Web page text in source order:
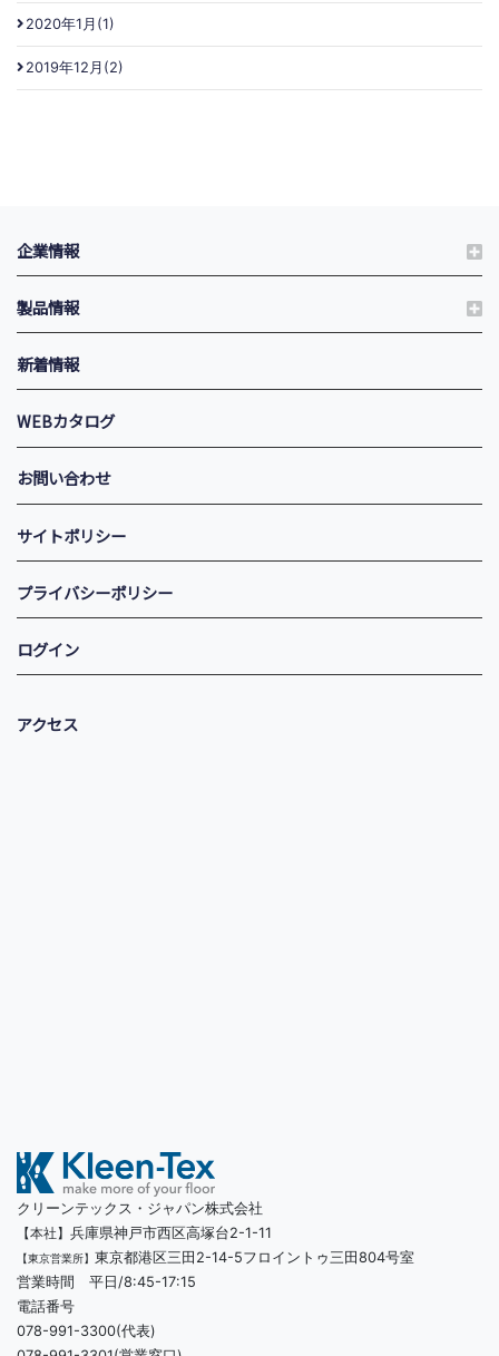
2020年1月(1)
2019年12月(2)
企業情報
製品情報
新着情報
WEBカタログ
お問い合わせ
サイトポリシー
プライバシーポリシー
ログイン
アクセス
クリーンテックス・ジャパン株式会社
【本社】 兵庫県神戸市西区高塚台2-1-11
【東京営業所】 東京都港区三田2-14-5フロイントゥ三田804号室
営業時間 平日/8:45-17:15
電話番号
078-991-3300(代表)